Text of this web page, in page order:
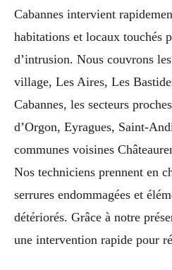
Cabannes intervient
habitations et locaux touchés
d’intrusion. Nous couvrons
village, Les Aires, Les
Cabannes, les secteurs
d’Orgon, Eyragues, Saint-
communes voisines
Nos techniciens prennent en
serrures endommagées et
détériorés. Grâce à notre
une intervention rapide pour